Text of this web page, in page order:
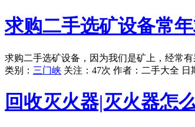
求购二手选矿设备常
求购二手选矿设备，因为我们是矿上，经常
类别： 三门峡 关注：47次 作者： 二手大全 日
回收灭火器|灭火器怎